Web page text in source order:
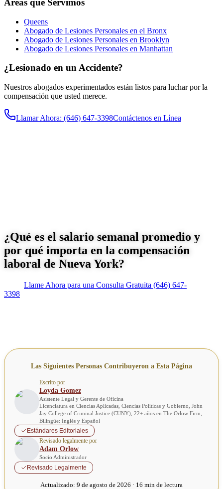
Áreas que Servimos
Queens
Abogado de Lesiones Personales en el Bronx
Abogado de Lesiones Personales en Brooklyn
Abogado de Lesiones Personales en Manhattan
¿Lesionado en un Accidente?
Nuestros abogados experimentados están listos para luchar por la
compensación que usted merece.
Llamar Ahora: (646) 647-3398Contáctenos en Línea
¿Qué es el salario semanal promedio y
por qué importa en la compensación
laboral de Nueva York?
Llame Ahora para una Consulta Gratuita (646) 647-
3398
Las Siguientes Personas Contribuyeron a Esta Página
Escrito por
Loyda Gomez
Asistente Legal y Gerente de Oficina
Licenciatura en Ciencias Aplicadas, Ciencias Políticas y Gobierno, John
Jay College of Criminal Justice (CUNY), 22+ años en The Orlow Firm,
Bilingüe: Inglés y Español
Estándares Editoriales
Revisado legalmente por
Adam Orlow
Socio Administrador
Revisado Legalmente
Actualizado: 9 de agosto de 2026 · 16 min de lectura